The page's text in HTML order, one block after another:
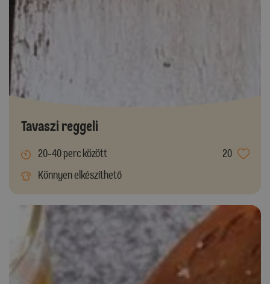
Tavaszi reggeli
20-40 perc között
20
Könnyen elkészíthető